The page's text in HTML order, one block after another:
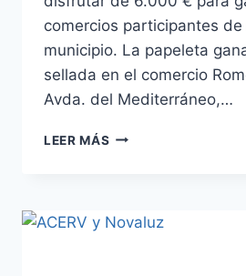
comercios participantes
municipio. La papeleta
sellada en el comercio
Avda. del Mediterráneo,…
LEER MÁS CLIENTE